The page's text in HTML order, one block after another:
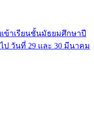
ข้าเรียนชั้นมัธยมศึกษาปี
วันที่ 29 และ 30 มีนาคม